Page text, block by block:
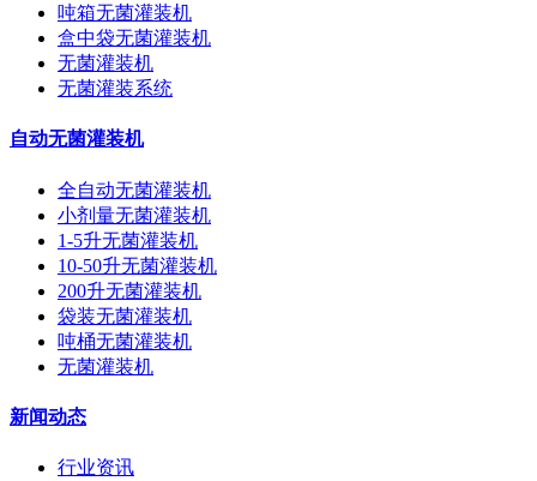
吨箱无菌灌装机
盒中袋无菌灌装机
无菌灌装机
无菌灌装系统
自动无菌灌装机
全自动无菌灌装机
小剂量无菌灌装机
1-5升无菌灌装机
10-50升无菌灌装机
200升无菌灌装机
袋装无菌灌装机
吨桶无菌灌装机
无菌灌装机
新闻动态
行业资讯